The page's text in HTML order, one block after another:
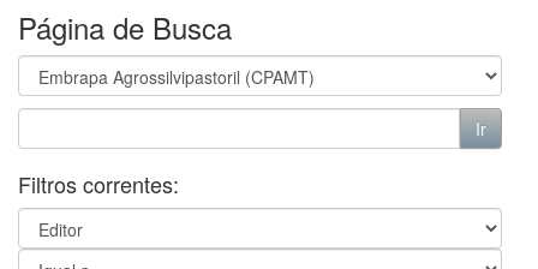
Página de Busca
Filtros correntes: